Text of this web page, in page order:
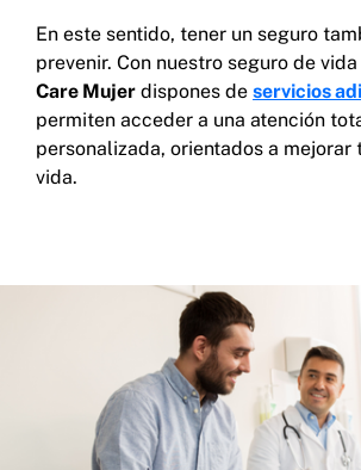
En este sentido, tener un seguro
prevenir. Con nuestro seguro de vida
Care Mujer dispones de servicios
permiten acceder a una atención
personalizada, orientados a mejorar
vida.